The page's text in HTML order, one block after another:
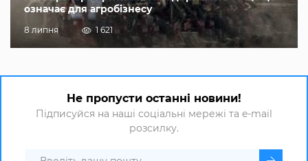
означає для агробізнесу
8 липня 1 621
Не пропусти останні новини!
Підписуйся на наші соціальні мережі та e-mail
розсилку.